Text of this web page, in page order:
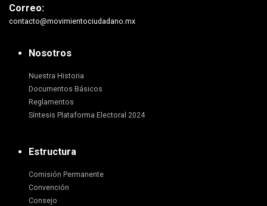
Correo:
contacto@movimientociudadano.mx
Nosotros
Nuestra Historia
Documentos Básicos
Reglamentos
Síntesis Plataforma Electoral 2024
Estructura
Comisión Permanente
Convención
Consejo